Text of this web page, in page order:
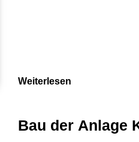
Weiterlesen
Bau der Anlage